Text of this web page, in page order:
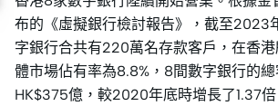
布的《虛擬銀行檢討報告》，截至2023
字銀行合共有220萬名存款客戶，在香
體市場佔有率為8.8%，8間數字銀行的
HK$375億，較2020年底時增長了1.37